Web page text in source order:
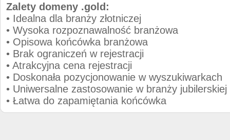
Zalety domeny .gold:
• Idealna dla branży złotniczej
• Wysoka rozpoznawalność branżowa
• Opisowa końcówka branżowa
• Brak ograniczeń w rejestracji
• Atrakcyjna cena rejestracji
• Doskonała pozycjonowanie w wyszukiwarkach
• Uniwersalne zastosowanie w branży jubilerskiej
• Łatwa do zapamiętania końcówka